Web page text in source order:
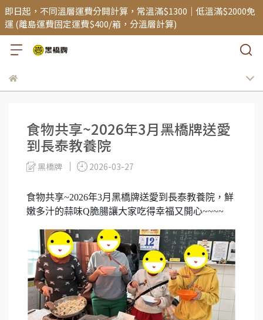
即日起，不同溫層運費分開計算，常溫滿$1300｜低溫滿$2000免
運 (離島運費固定運費$400/箱，分溫層計算)
食物共享~2026年3月黑橋牌送愛
到長泰教養院
黑橋牌 2026-03-27
食物共享~2026年3月黑橋牌送愛到長泰教養院，鮮
嫩多汁的蒜味Q脆腸讓大家吃得幸福又開心~~~~